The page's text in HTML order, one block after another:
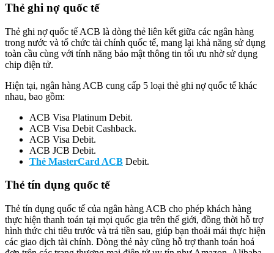
Thẻ ghi nợ quốc tế
Thẻ ghi nợ quốc tế ACB là dòng thẻ liên kết giữa các ngân hàng
trong nước và tổ chức tài chính quốc tế, mang lại khả năng sử dụng
toàn cầu cùng với tính năng bảo mật thông tin tối ưu nhờ sử dụng
chip điện tử.
Hiện tại, ngân hàng ACB cung cấp 5 loại thẻ ghi nợ quốc tế khác
nhau, bao gồm:
ACB Visa Platinum Debit.
ACB Visa Debit Cashback.
ACB Visa Debit.
ACB JCB Debit.
Thẻ MasterCard ACB Debit.
Thẻ tín dụng quốc tế
Thẻ tín dụng quốc tế của ngân hàng ACB cho phép khách hàng
thực hiện thanh toán tại mọi quốc gia trên thế giới, đồng thời hỗ trợ
hình thức chi tiêu trước và trả tiền sau, giúp bạn thoải mái thực hiện
các giao dịch tài chính. Dòng thẻ này cũng hỗ trợ thanh toán hoá